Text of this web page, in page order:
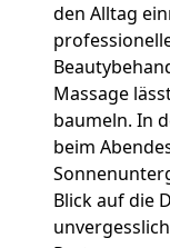
den Alltag
Massage
baumeln. In
beim
Blick auf die